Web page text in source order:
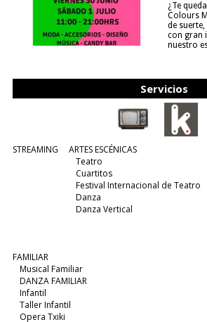
¿Te
Colours
de
con gran
nuestro
Servicios
STREAMING
ARTES ESCÉNICAS
Teatro
Cuartitos
Festival Internacional de Teatro
Danza
Danza Vertical
FAMILIAR
Musical Familiar
DANZA FAMILIAR
Infantil
Taller Infantil
Opera Txiki